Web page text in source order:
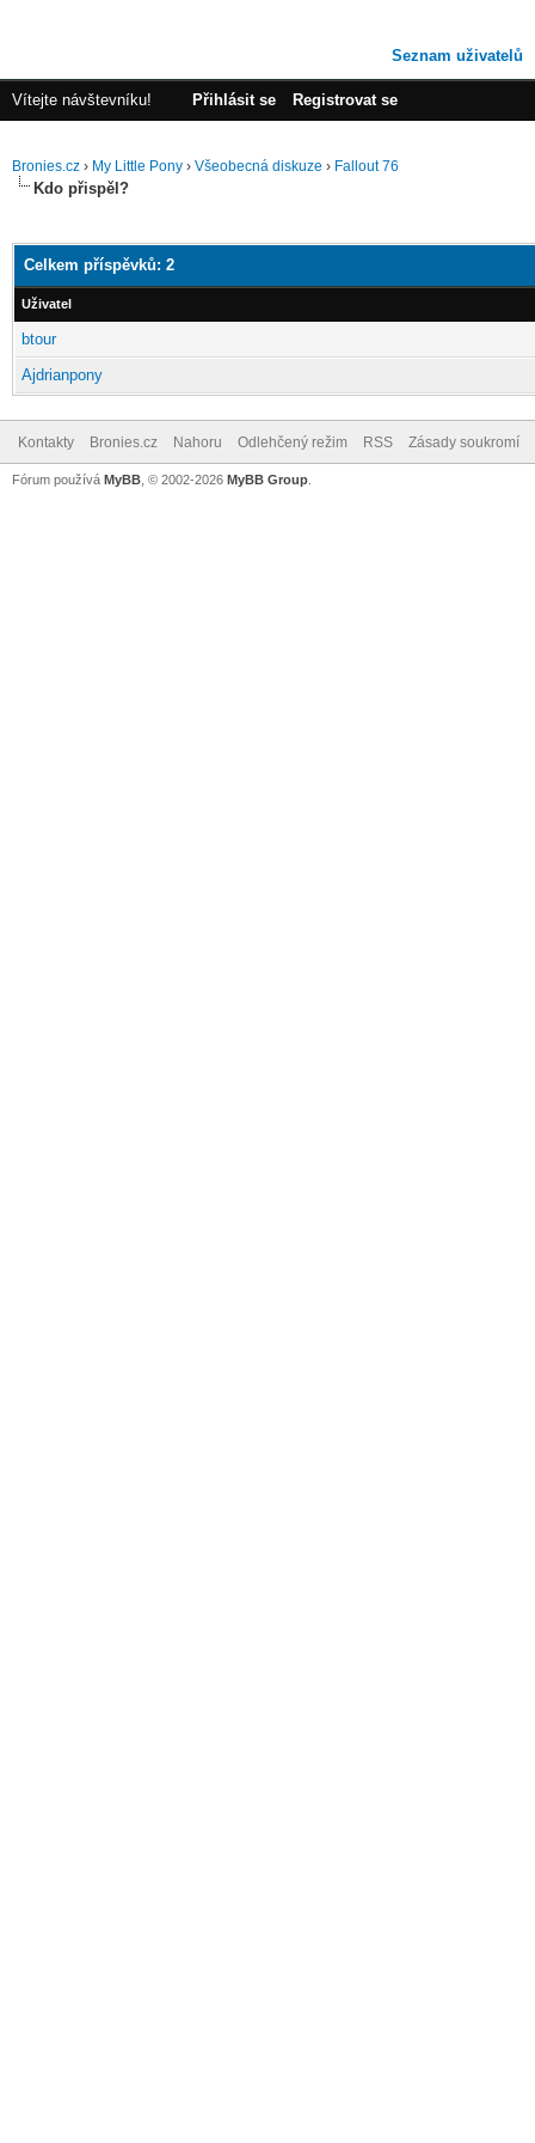
Seznam uživatelů
Vítejte návštevníku! Přihlásit se Registrovat se
Bronies.cz › My Little Pony › Všeobecná diskuze › Fallout 76
Kdo přispěl?
Celkem příspěvků: 2
Uživatel
btour
Ajdrianpony
Kontakty Bronies.cz Nahoru Odlehčený režim RSS Zásady soukromí
Fórum používá MyBB , © 2002-2026 MyBB Group